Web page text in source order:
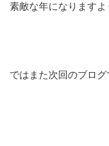
素敵な年になりますよ
ではまた次回のブロ